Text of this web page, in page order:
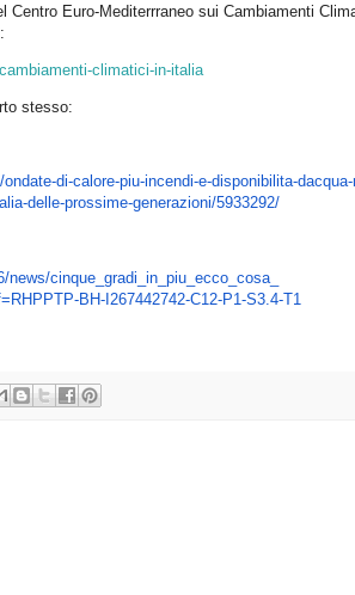
Centro Euro-Mediterrraneo sui Cambiamenti
climatici-in-italia
stesso:
di-calore-piu-incendi-e-disponibilita-
delle-prossime-generazioni/5933292/
cinque_ gradi_in_piu_ecco_cosa_
BH- I267442742-C12-P1-S3.4-T1